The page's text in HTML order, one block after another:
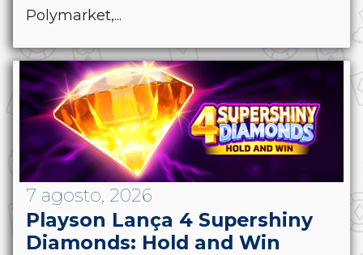
Polymarket,...
7 agosto, 2026
Playson Lança 4 Supershiny
Diamonds: Hold and Win